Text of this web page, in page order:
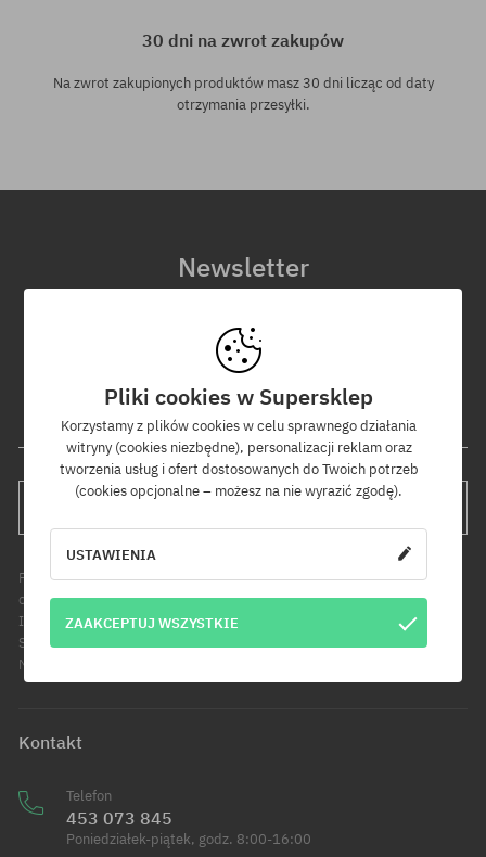
30 dni na zwrot zakupów
Na zwrot zakupionych produktów masz 30 dni licząc od daty
otrzymania przesyłki.
Newsletter
nowościach i promocjach!
Dodatkowo otrzymasz kod rabatowy -5% na całe zamówienie!
Twój adres e-mail
Podanie adresu e-mail jest jednoznaczne z wyrażeniem zgody na
otrzymywanie informacji handlowych pod wskazany adres e-mail.
Informujemy, że administratorem Twoich danych osobowych jest Cool
Sport Distribution sp. z o.o. z siedzibą przy ul. Handlowców 2 w
Modlniczce. Dowiedz się więcej o przetwarzaniu Twoich danych.
Kontakt
Telefon
453 073 845
Poniedziałek-piątek, godz. 8:00-16:00
Pliki cookies w Supersklep
Korzystamy z plików cookies w celu sprawnego działania
witryny (cookies niezbędne), personalizacji reklam oraz
tworzenia usług i ofert dostosowanych do Twoich potrzeb
(cookies opcjonalne – możesz na nie wyrazić zgodę).
USTAWIENIA
ZAAKCEPTUJ WSZYSTKIE